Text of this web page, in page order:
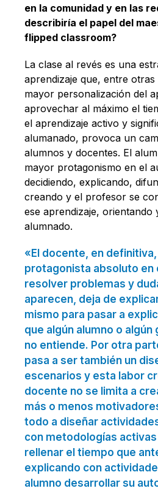
en la comunidad y en las
describiría el papel del
flipped classroom?
La clase al revés es una
aprendizaje que, entre
mayor personalización del
aprovechar al máximo el
el aprendizaje activo y
alumanado, provoca un
alumnos y docentes. El
mayor protagonismo en el
decidiendo, explicando,
creando y el profesor se
ese aprendizaje, orientando
alumnado.
«El docente, en
protagonista absoluto en
resolver problemas y
aparecen, deja de
mismo para pasar a
que algún alumno o algún
no entiende. Por otra
pasa a ser también un
escenarios y esta labor
docente no se limita a
más o menos
todo a diseñar
con metodologías
rellenar el tiempo que
explicando con
alumno desarrollar su